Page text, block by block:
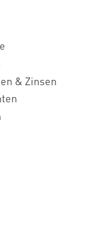
& Zinsen